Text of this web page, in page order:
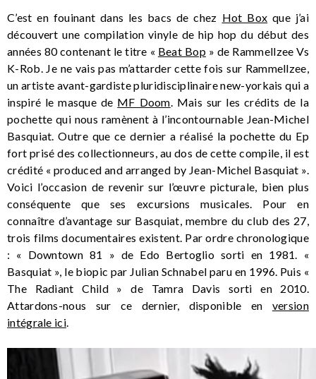
C’est en fouinant dans les bacs de chez Hot Box que j’ai
découvert une compilation vinyle de hip hop du début des
années 80 contenant le titre « Beat Bop» de Rammellzee Vs
K-Rob. Je ne vais pas m’attarder cette fois sur Rammellzee,
un artiste avant-gardiste pluridisciplinaire new-yorkais qui a
inspiré le masque de MF Doom . Mais sur les crédits de la
pochette qui nous ramènent à l’incontournable Jean-Michel
Basquiat. Outre que ce dernier a réalisé la pochette du Ep
fort prisé des collectionneurs, au dos de cette compile, il est
crédité « produced and arranged by Jean-Michel Basquiat ».
Voici l’occasion de revenir sur l’œuvre picturale, bien plus
conséquente que ses excursions musicales. Pour en
connaître d’avantage sur Basquiat, membre du club des 27,
trois films documentaires existent. Par ordre chronologique
: « Downtown 81 » de Edo Bertoglio sorti en 1981. «
Basquiat », le biopic par Julian Schnabel paru en 1996. Puis «
The Radiant Child » de Tamra Davis sorti en 2010.
Attardons-nous sur ce dernier, disponible en version
intégrale ici.